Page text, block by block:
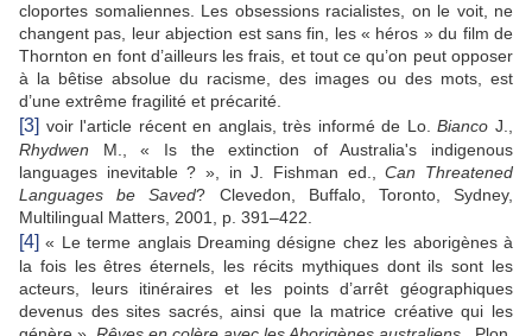
cloportes somaliennes. Les obsessions racialistes, on le voit, ne
changent pas, leur abjection est sans fin, les « héros » du film de
Thornton en font d’ailleurs les frais, et tout ce qu’on peut opposer
à la bêtise absolue du racisme, des images ou des mots, est
d’une extrême fragilité et précarité.
[3] voir l'article récent en anglais, très informé de Lo.Bianco J.,
Rhydwen M., « Is the extinction of Australia's indigenous
languages inevitable ? », in J. Fishman ed.,Can Threatened
Languages be Saved? Clevedon, Buffalo, Toronto, Sydney,
Multilingual Matters, 2001, p. 391–422.
[4] « Le terme anglais Dreaming désigne chez les aborigènes à
la fois les êtres éternels, les récits mythiques dont ils sont les
acteurs, leurs itinéraires et les points d’arrêt géographiques
devenus des sites sacrés, ainsi que la matrice créative qui les